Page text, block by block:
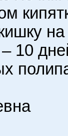
10